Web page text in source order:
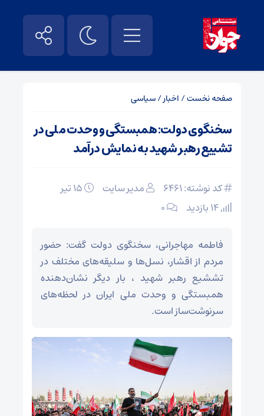
صفحه نخست/ اخبار/سیاسی
سخنگوی دولت: همبستگی و وحدت ملی در
تشییع رهبر شهید به نمایش درآمد
کد نوشته: 6461 مدیر سایت
۰
فاطمه مهاجرانی، سخنگوی دولت گفت: حضور
مردم از اقشار، نسل‌ها و سلیقه‌های مختلف در
تششیع رهبر شهید ، بار دیگر نشان‌دهنده
همبستگی و وحدت ملی ایران در لحظه‌های
سرنوشت‌ساز است.